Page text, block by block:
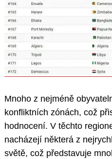
Mnoho z nejméně
konfliktních zónách, což
hodnocení. V těchto
nacházejí některá z
světě, což představuje